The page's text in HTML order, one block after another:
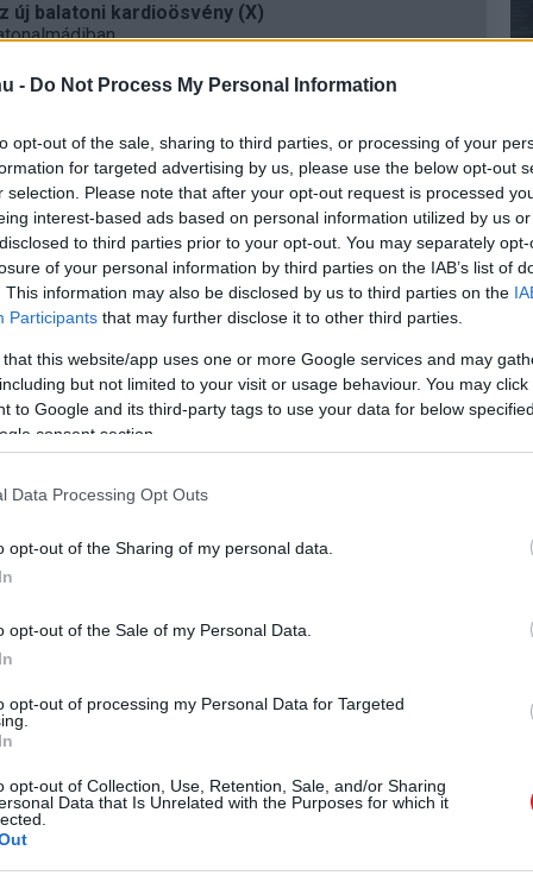
- Do Not Process My Personal Information
opt-out of the sale, sharing to third parties, or processing of your
for targeted advertising by us, please use the below opt-out
selection. Please note that after your opt-out request is processed
interest-based ads based on personal information utilized by us
to third parties prior to your opt-out. You may separately
of your personal information by third parties on the IAB’s list of
This information may also be disclosed by us to third parties on the
Participants that may further disclose it to other third parties.
that this website/app uses one or more Google services and may
but not limited to your visit or usage behaviour. You may
to Google and its third-party tags to use your data for below
consent section.
Data Processing Opt Outs
opt-out of the Sharing of my personal data.
opt-out of the Sale of my Personal Data.
opt-out of processing my Personal Data for Targeted
opt-out of Collection, Use, Retention, Sale, and/or Sharing
Data that Is Unrelated with the Purposes for which it
új balatoni kardioösvény (X)
Tetszik
Shorts tartalmakból,
kezébe a hírfolyam testre szabására.
alkalmazását, amely lehetővé teszi, hogy a